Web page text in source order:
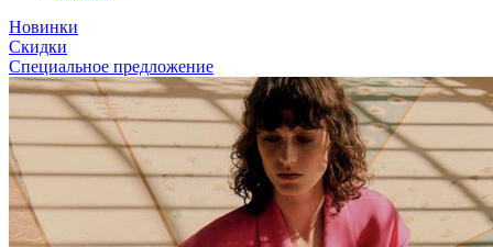
Новинки
Скидки
Специальное предложение